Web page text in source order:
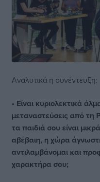
Αναλυτικά η συνέντευξη:
• Είναι κυριολεκτικά
μεταναστεύσεις από τη
τα παιδιά σου είναι
αβέβαιη, η χώρα
αντιλαμβάνομαι και
χαρακτήρα σου;